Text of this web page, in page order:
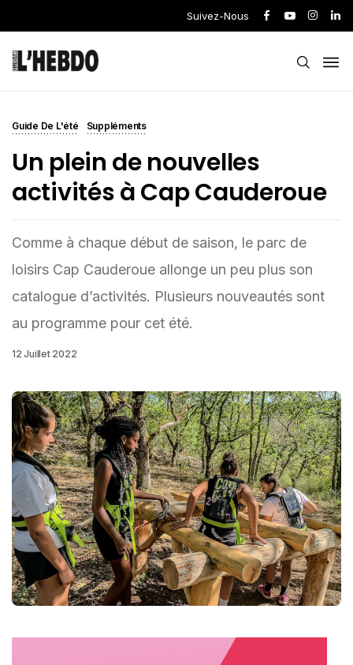
Suivez-Nous
Guide De L'été Suppléments
Un plein de nouvelles
activités à Cap Cauderoue
Comme à chaque début de saison, le parc de
loisirs Cap Cauderoue allonge un peu plus son
catalogue d’activités. Plusieurs nouveautés sont
au programme pour cet été.
12 Juillet 2022